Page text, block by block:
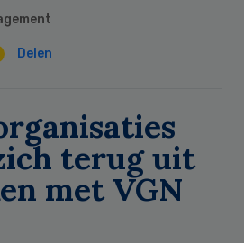
Delen
terug uit
met VGN